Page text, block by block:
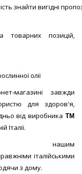
знайти вигідні
товарних позицій,
олії
магазині завжди
для здоров'я,
від виробника ТМ
Італії.
італійськими
з дому.